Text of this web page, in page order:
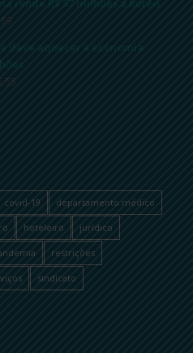
rende R$ 37 milhões a hotéis
deve aquecer a economia
covid-19 departamento médico
hoteleiro jurídico
restrições
sindicato